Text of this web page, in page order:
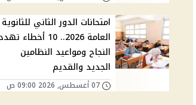
امتحانات الدور الثاني للثانوية
العامة 2026.. 10 أخطاء تهدد
النجاح ومواعيد النظامين
الجديد والقديم
07 أغسطس, 2026 09:00 ص